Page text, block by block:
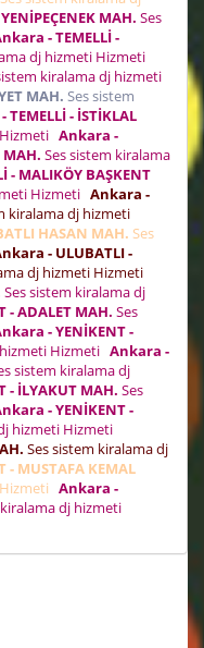
MAH. Ses
- TEMELLİ -
dj hizmeti Hizmeti
kiralama dj hizmeti
MAH. Ses sistem
TEMELLİ - İSTİKLAL
Ankara -
MAH. Ses sistem kiralama
- MALIKÖY BAŞKENT
Hizmeti Ankara -
kiralama dj hizmeti
HASAN MAH. Ses
- ULUBATLI -
dj hizmeti Hizmeti
Ses sistem kiralama dj
- ADALET MAH. Ses
- YENİKENT -
Hizmeti Ankara -
sistem kiralama dj
- İLYAKUT MAH. Ses
- YENİKENT -
hizmeti Hizmeti
Ses sistem kiralama dj
- MUSTAFA KEMAL
Ankara -
dj hizmeti